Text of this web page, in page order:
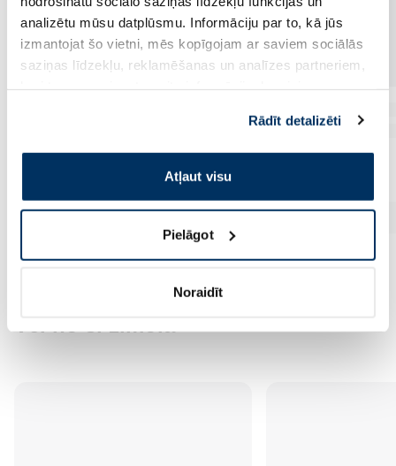
analizētu mūsu datplūsmu. Informāciju par to, kā jūs
izmantojat šo vietni, mēs kopīgojam ar saviem sociālās
saziņas līdzekļu, reklamēšanas un analīzes partneriem,
pakalpojumus. Ja piekrītat šo papildu sīkdatņu
izmantošanai, lūdzu, atzīmējiet savu izvēli:
Rādīt detalizēti
Atļaut visu
Pielāgot
Noraidīt